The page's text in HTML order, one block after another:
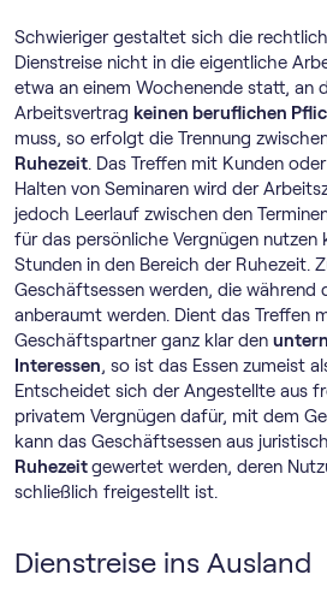
Schwieriger gestaltet sich die
Dienstreise nicht in die eigentliche
etwa an einem Wochenende statt, an
Arbeitsvertrag keinen beruflichen
muss, so erfolgt die Trennung
Ruhezeit. Das Treffen mit Kunden
Halten von Seminaren wird der
jedoch Leerlauf zwischen den
für das persönliche Vergnügen nutzen
Stunden in den Bereich der Ruhezeit.
Geschäftsessen werden, die während
anberaumt werden. Dient das Treffen
Geschäftspartner ganz klar den
Interessen, so ist das Essen zumeist
Entscheidet sich der Angestellte aus
privatem Vergnügen dafür, mit dem
kann das Geschäftsessen aus
Ruhezeitgewertet werden, deren
schließlich freigestellt ist.
Dienstreise ins Ausland